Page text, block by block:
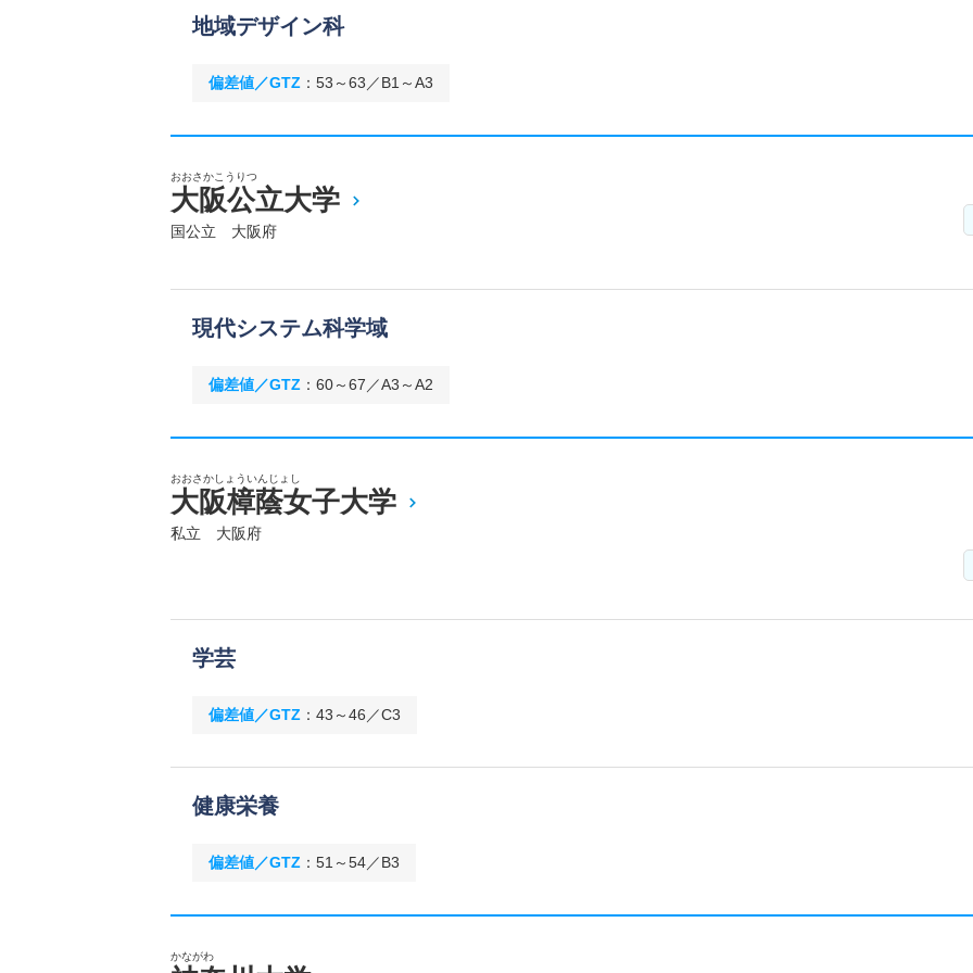
地域デザイン科
偏差値／GTZ ： 53～63／B1～A3
おおさかこうりつ
大阪公立大学
国公立 大阪府
現代システム科学域
偏差値／GTZ ： 60～67／A3～A2
おおさかしょういんじょし
大阪樟蔭女子大学
私立 大阪府
学芸
偏差値／GTZ ： 43～46／C3
健康栄養
偏差値／GTZ ： 51～54／B3
かながわ